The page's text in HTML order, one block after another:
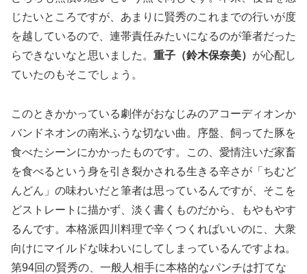
じたいところですが、あまりに賢秀のこれまでの行いが度
を越しているので、連帯責任みたいになるのが筆者だった
らできないなと思いました。 重子（鈴木保奈美） が心配し
ていたのもそこでしょう。
このときかかっている劇伴がおなじみのアコーディオンか
バンドネオンの南米ふうな切ない曲。序盤、飼ってた豚を
食べたシーンにかかったものです。この、愛情注いだ家畜
を食べるという身を引き裂かされる生きる辛さが「ちむど
んどん」の味わいだと筆者は思っているんですが、そこを
どストレートに描かず、淡く書くものだから、もやもやす
るんです。本格派四川料理で辛くつくればいいのに、大衆
向けにマイルドな味わいにしてしまっているんですよね。
第94回の賢秀の、一般人相手に本格的なパンチは打てな